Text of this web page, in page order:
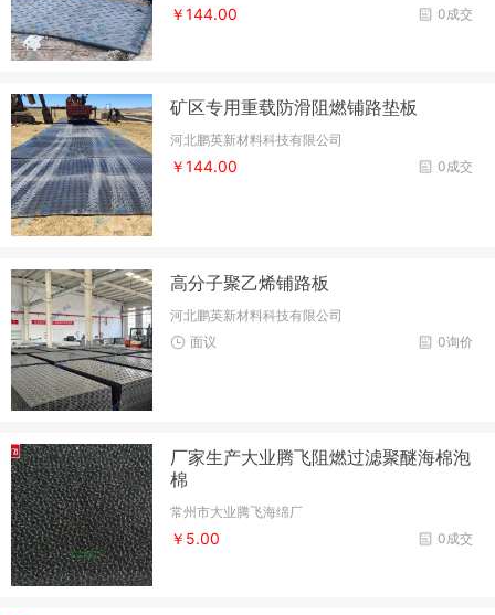
0成交
￥144.00
矿区专用重载防滑阻燃铺路垫板
河北鹏英新材料科技有限公司
0成交
￥144.00
高分子聚乙烯铺路板
河北鹏英新材料科技有限公司
0询价
面议
厂家生产大业腾飞阻燃过滤聚醚海棉泡
棉
常州市大业腾飞海绵厂
0成交
￥5.00